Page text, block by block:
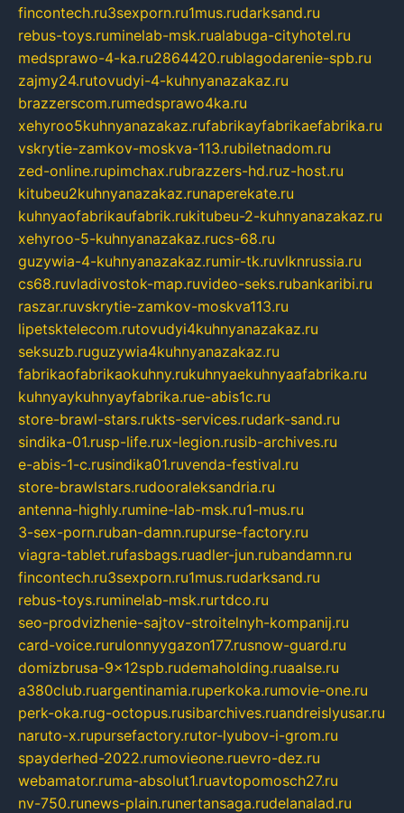
fincontech.ru3sexporn.ru1mus.rudarksand.ru
rebus-toys.ruminelab-msk.rualabuga-cityhotel.ru
medsprawo-4-ka.ru2864420.rublagodarenie-spb.ru
zajmy24.rutovudyi-4-kuhnyanazakaz.ru
brazzerscom.rumedsprawo4ka.ru
xehyroo5kuhnyanazakaz.rufabrikayfabrikaefabrika.ru
vskrytie-zamkov-moskva-113.rubiletnadom.ru
zed-online.rupimchax.rubrazzers-hd.ruz-host.ru
kitubeu2kuhnyanazakaz.runaperekate.ru
kuhnyaofabrikaufabrik.rukitubeu-2-kuhnyanazakaz.ru
xehyroo-5-kuhnyanazakaz.rucs-68.ru
guzywia-4-kuhnyanazakaz.rumir-tk.ruvlknrussia.ru
cs68.ruvladivostok-map.ruvideo-seks.rubankaribi.ru
raszar.ruvskrytie-zamkov-moskva113.ru
lipetsktelecom.rutovudyi4kuhnyanazakaz.ru
seksuzb.ruguzywia4kuhnyanazakaz.ru
fabrikaofabrikaokuhny.rukuhnyaekuhnyaafabrika.ru
kuhnyaykuhnyayfabrika.rue-abis1c.ru
store-brawl-stars.rukts-services.rudark-sand.ru
sindika-01.rusp-life.rux-legion.rusib-archives.ru
e-abis-1-c.rusindika01.ruvenda-festival.ru
store-brawlstars.rudooraleksandria.ru
antenna-highly.rumine-lab-msk.ru1-mus.ru
3-sex-porn.ruban-damn.rupurse-factory.ru
viagra-tablet.rufasbags.ruadler-jun.rubandamn.ru
fincontech.ru3sexporn.ru1mus.rudarksand.ru
rebus-toys.ruminelab-msk.rurtdco.ru
seo-prodvizhenie-sajtov-stroitelnyh-kompanij.ru
card-voice.rurulonnyygazon177.rusnow-guard.ru
domizbrusa-9x12spb.rudemaholding.ruaalse.ru
a380club.ruargentinamia.ruperkoka.rumovie-one.ru
perk-oka.rug-octopus.rusibarchives.ruandreislyusar.ru
naruto-x.rupursefactory.rutor-lyubov-i-grom.ru
spayderhed-2022.rumovieone.ruevro-dez.ru
webamator.ruma-absolut1.ruavtopomosch27.ru
nv-750.runews-plain.runertansaga.rudelanalad.ru